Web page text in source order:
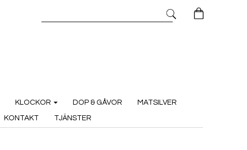
KLOCKOR DOP & GÅVOR MATSILVER
KONTAKT TJÄNSTER